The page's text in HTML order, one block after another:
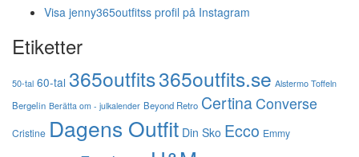
Visa jenny365outfitss profil på Instagram
Etiketter
50-tal 60-tal 365outfits365outfits.se Alstermo Toffeln
Bergelin Berätta om - julkalender Beyond Retro CertinaConverse
Cristine Dagens Outfit Din Sko Ecco Emmy